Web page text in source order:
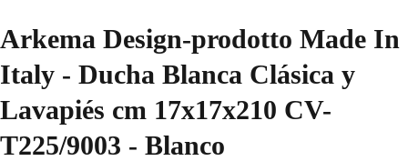
Arkema Design-prodotto Made In
Italy - Ducha Blanca Clásica y
Lavapiés cm 17x17x210 CV-
T225/9003 - Blanco